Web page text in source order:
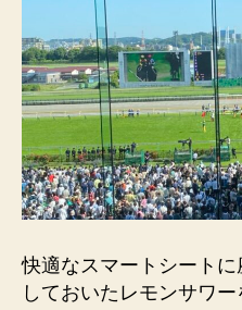
快適なスマートシート
しておいたレモンサワ